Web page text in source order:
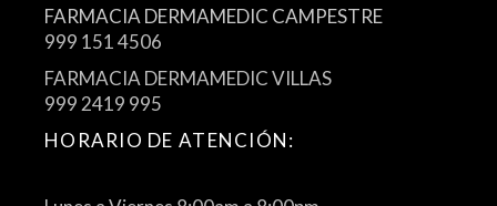
FARMACIA DERMAMEDIC CAMPESTRE
999 151 4506
FARMACIA DERMAMEDIC VILLAS
999 2419 995
HORARIO DE ATENCIÓN: